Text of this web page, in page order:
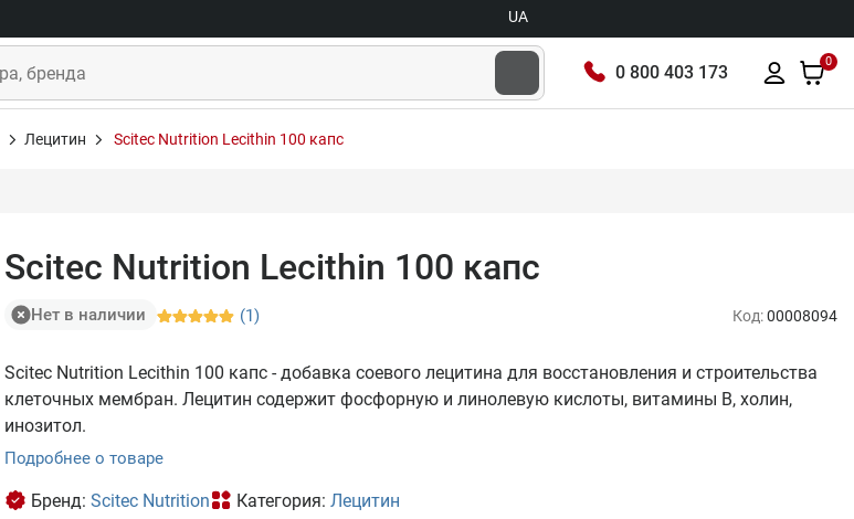
UA
0 800 403 173
0
Лецитин Scitec Nutrition Lecithin 100 капс
Scitec Nutrition Lecithin 100 капс
Нет в наличии (1) Код:00008094
Scitec Nutrition Lecithin 100 капс - добавка соевого лецитина для восстановления и строительства
клеточных мембран. Лецитин содержит фосфорную и линолевую кислоты, витамины В, холин,
инозитол.
Подробнее о товаре
Бренд: Scitec Nutrition Категория: Лецитин